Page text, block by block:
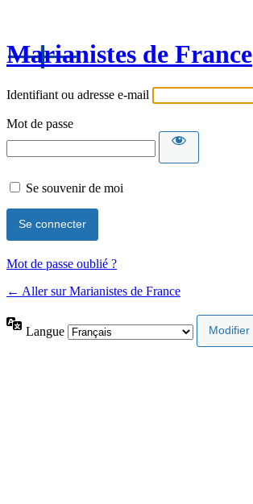
Marianistes de France
Identifiant ou adresse e-mail
Mot de passe
Se souvenir de moi
Mot de passe oublié ?
← Aller sur Marianistes de France
Langue